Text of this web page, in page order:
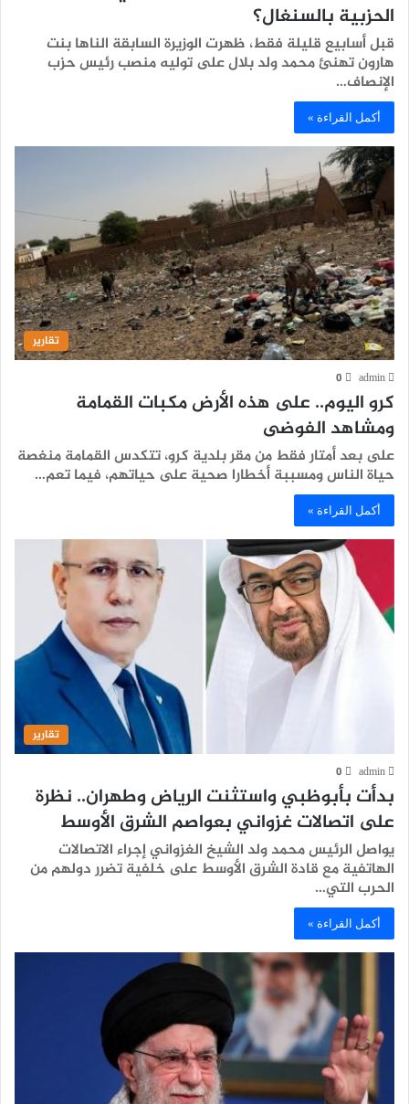
الحزبية بالسنغال؟
قبل أسابيع قليلة فقط، ظهرت الوزيرة السابقة الناها بنت
هارون تهنئ محمد ولد بلال على توليه منصب رئيس حزب
الإنصاف…
أكمل القراءة »
تقارير
admin
0
كرو اليوم.. على هذه الأرض مكبات القمامة
ومشاهد الفوضى
على بعد أمتار فقط من مقر بلدية كرو، تتكدس القمامة منغصة
حياة الناس ومسببة أخطارا صحية على حياتهم، فيما تعم…
أكمل القراءة »
تقارير
admin
0
بدأت بأبوظبي واستثنت الرياض وطهران.. نظرة
على اتصالات غزواني بعواصم الشرق الأوسط
يواصل الرئيس محمد ولد الشيخ الغزواني إجراء الاتصالات
الهاتفية مع قادة الشرق الأوسط على خلفية تضرر دولهم من
الحرب التي…
أكمل القراءة »